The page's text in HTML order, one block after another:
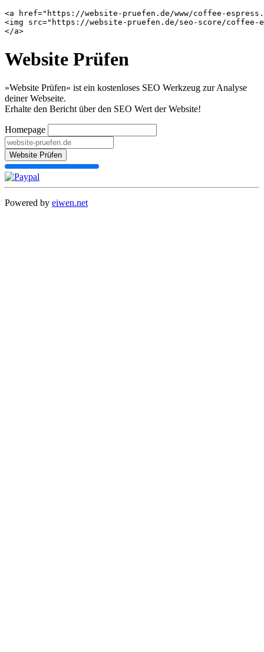
<a href="https://website-pruefen.de/www/coffee-
<img src="https://website-pruefen.de/seo-score/coffee-
Website Prüfen
»Website Prüfen« ist ein kostenloses SEO Werkzeug zur Analyse
deiner Webseite.
Erhalte den Bericht über den SEO Wert der Website!
Homepage
Website Prüfen
Powered by eiwen.net